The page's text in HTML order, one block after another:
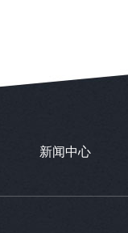
新闻中心